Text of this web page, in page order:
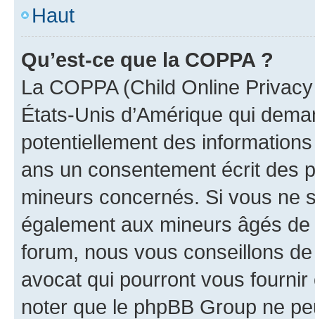
Haut
Qu’est-ce que la COPPA ?
La COPPA (Child Online
États-Unis d’Amérique qui
potentiellement des
ans un consentement écrit des
mineurs concernés. Si vous ne
également aux mineurs âgés
forum, nous vous conseillons
avocat qui pourront vous
noter que le phpBB Group ne